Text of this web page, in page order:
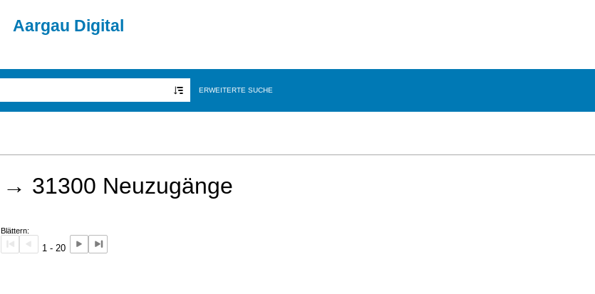
Aargau Digital
ERWEITERTE SUCHE
→ 31300 Neuzugänge
Blättern:
1 - 20